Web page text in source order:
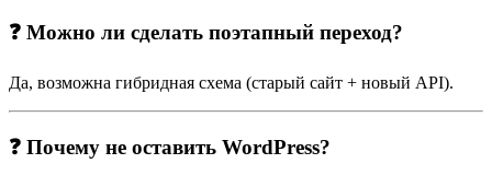
❓ Можно ли сделать поэтапный переход?
Да, возможна гибридная схема (старый сайт + новый API).
❓ Почему не оставить WordPress?